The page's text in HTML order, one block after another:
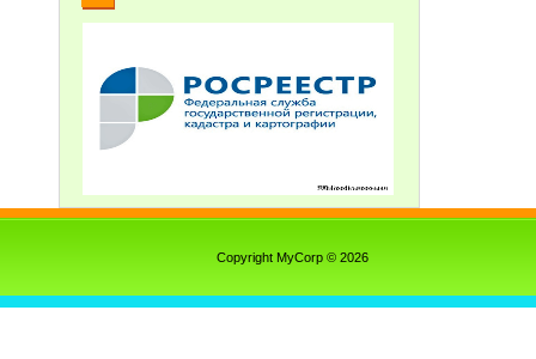
Copyright MyCorp © 2026